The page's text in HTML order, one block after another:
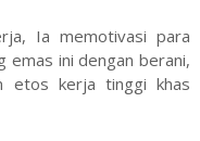
Ia memotivasi para
emas ini dengan berani,
etos kerja tinggi khas